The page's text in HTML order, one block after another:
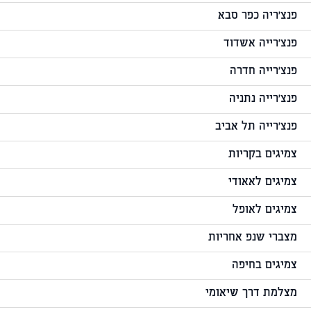
פנצ'ריה כפר סבא
פנצ'רייה אשדוד
פנצ'רייה חדרה
פנצ'רייה נתניה
פנצ'רייה תל אביב
צמיגים בקריות
צמיגים לאאודי
צמיגים לאופל
מצברי שנפ אחריות
צמיגים בחיפה
מצלמת דרך שיאומי